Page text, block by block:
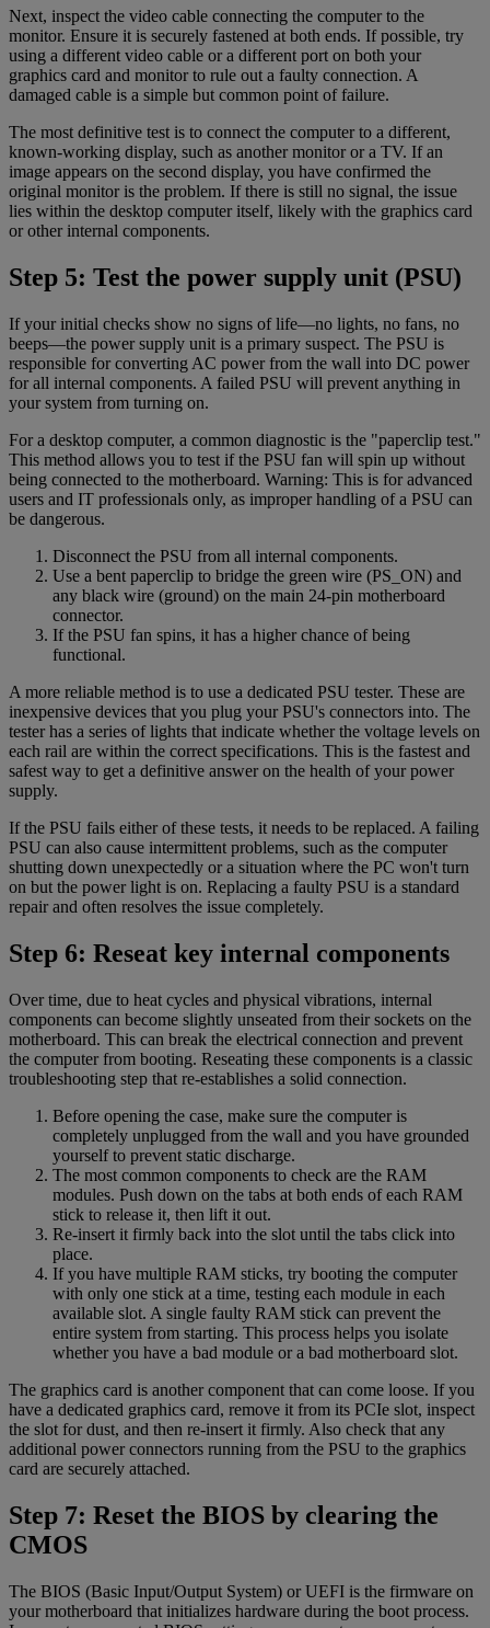
Next, inspect the video cable connecting the computer to the
monitor. Ensure it is securely fastened at both ends. If possible, try
using a different video cable or a different port on both your
graphics card and monitor to rule out a faulty connection. A
damaged cable is a simple but common point of failure.
The most definitive test is to connect the computer to a different,
known-working display, such as another monitor or a TV. If an
image appears on the second display, you have confirmed the
original monitor is the problem. If there is still no signal, the issue
lies within the desktop computer itself, likely with the graphics card
or other internal components.
Step 5: Test the power supply unit (PSU)
If your initial checks show no signs of life—no lights, no fans, no
beeps—the power supply unit is a primary suspect. The PSU is
responsible for converting AC power from the wall into DC power
for all internal components. A failed PSU will prevent anything in
your system from turning on.
For a desktop computer, a common diagnostic is the "paperclip test."
This method allows you to test if the PSU fan will spin up without
being connected to the motherboard. Warning: This is for advanced
users and IT professionals only, as improper handling of a PSU can
be dangerous.
Disconnect the PSU from all internal components.
Use a bent paperclip to bridge the green wire (PS_ON) and
any black wire (ground) on the main 24-pin motherboard
connector.
If the PSU fan spins, it has a higher chance of being
functional.
A more reliable method is to use a dedicated PSU tester. These are
inexpensive devices that you plug your PSU's connectors into. The
tester has a series of lights that indicate whether the voltage levels on
each rail are within the correct specifications. This is the fastest and
safest way to get a definitive answer on the health of your power
supply.
If the PSU fails either of these tests, it needs to be replaced. A failing
PSU can also cause intermittent problems, such as the computer
shutting down unexpectedly or a situation where the PC won't turn
on but the power light is on. Replacing a faulty PSU is a standard
repair and often resolves the issue completely.
Step 6: Reseat key internal components
Over time, due to heat cycles and physical vibrations, internal
components can become slightly unseated from their sockets on the
motherboard. This can break the electrical connection and prevent
the computer from booting. Reseating these components is a classic
troubleshooting step that re-establishes a solid connection.
Before opening the case, make sure the computer is
completely unplugged from the wall and you have grounded
yourself to prevent static discharge.
The most common components to check are the RAM
modules. Push down on the tabs at both ends of each RAM
stick to release it, then lift it out.
Re-insert it firmly back into the slot until the tabs click into
place.
If you have multiple RAM sticks, try booting the computer
with only one stick at a time, testing each module in each
available slot. A single faulty RAM stick can prevent the
entire system from starting. This process helps you isolate
whether you have a bad module or a bad motherboard slot.
The graphics card is another component that can come loose. If you
have a dedicated graphics card, remove it from its PCIe slot, inspect
the slot for dust, and then re-insert it firmly. Also check that any
additional power connectors running from the PSU to the graphics
card are securely attached.
Step 7: Reset the BIOS by clearing the
CMOS
The BIOS (Basic Input/Output System) or UEFI is the firmware on
your motherboard that initializes hardware during the boot process.